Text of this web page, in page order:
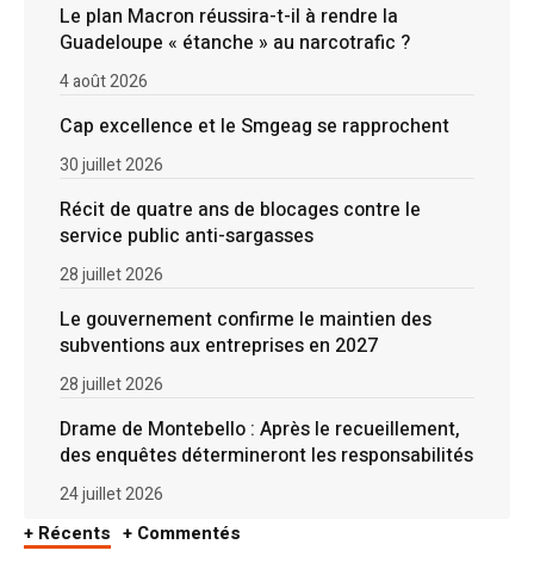
Le plan Macron réussira-t-il à rendre la
Guadeloupe « étanche » au narcotrafic ?
4 août 2026
Cap excellence et le Smgeag se rapprochent
30 juillet 2026
Récit de quatre ans de blocages contre le
service public anti-sargasses
28 juillet 2026
Le gouvernement confirme le maintien des
subventions aux entreprises en 2027
28 juillet 2026
Drame de Montebello : Après le recueillement,
des enquêtes détermineront les responsabilités
24 juillet 2026
+ Récents + Commentés